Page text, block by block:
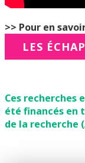
>> Pour en
LES
Ces
été financés en
de la recherche